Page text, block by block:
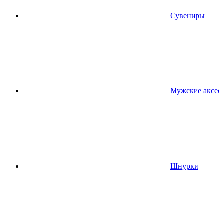
Сувениры
Мужские
Шнурки